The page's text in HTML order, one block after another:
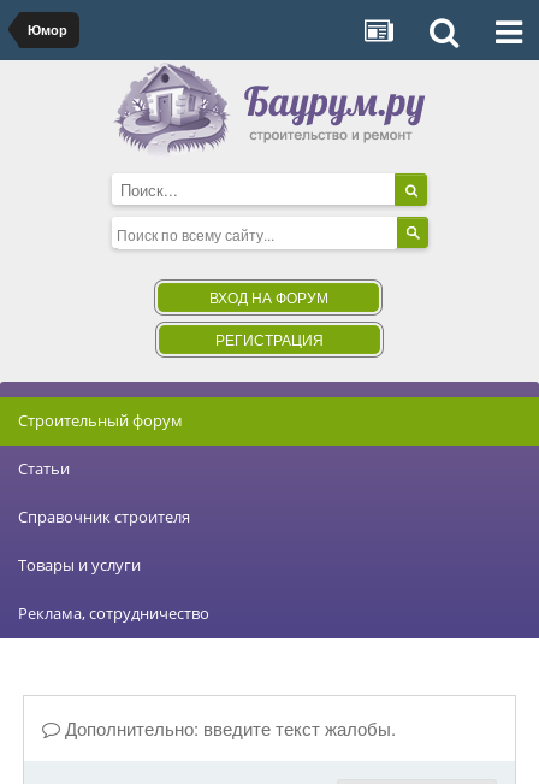
Юмор
ВХОД НА ФОРУМ
РЕГИСТРАЦИЯ
Строительный форум
Статьи
Справочник строителя
Товары и услуги
Реклама, сотрудничество
Дополнительно: введите текст жалобы.